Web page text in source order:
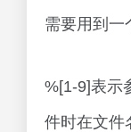
需要用到一
%[1-9]表示
件时在文件